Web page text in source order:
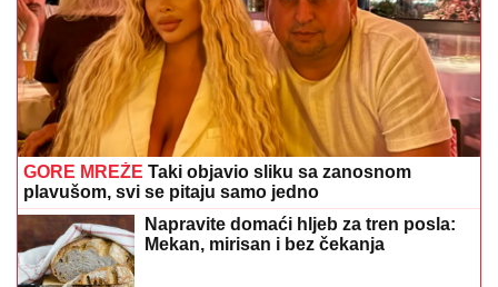
GORE MREŽE Taki objavio sliku sa zanosnom
plavušom, svi se pitaju samo jedno
Napravite domaći hljeb za tren posla:
Mekan, mirisan i bez čekanja